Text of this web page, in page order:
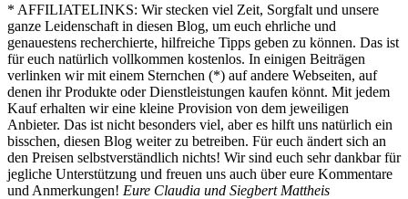
* AFFILIATELINKS: Wir stecken viel Zeit, Sorgfalt und unsere
ganze Leidenschaft in diesen Blog, um euch ehrliche und
genauestens recherchierte, hilfreiche Tipps geben zu können. Das ist
für euch natürlich vollkommen kostenlos. In einigen Beiträgen
verlinken wir mit einem Sternchen (*) auf andere Webseiten, auf
denen ihr Produkte oder Dienstleistungen kaufen könnt. Mit jedem
Kauf erhalten wir eine kleine Provision von dem jeweiligen
Anbieter. Das ist nicht besonders viel, aber es hilft uns natürlich ein
bisschen, diesen Blog weiter zu betreiben. Für euch ändert sich an
den Preisen selbstverständlich nichts! Wir sind euch sehr dankbar für
jegliche Unterstützung und freuen uns auch über eure Kommentare
und Anmerkungen! Eure Claudia und Siegbert Mattheis